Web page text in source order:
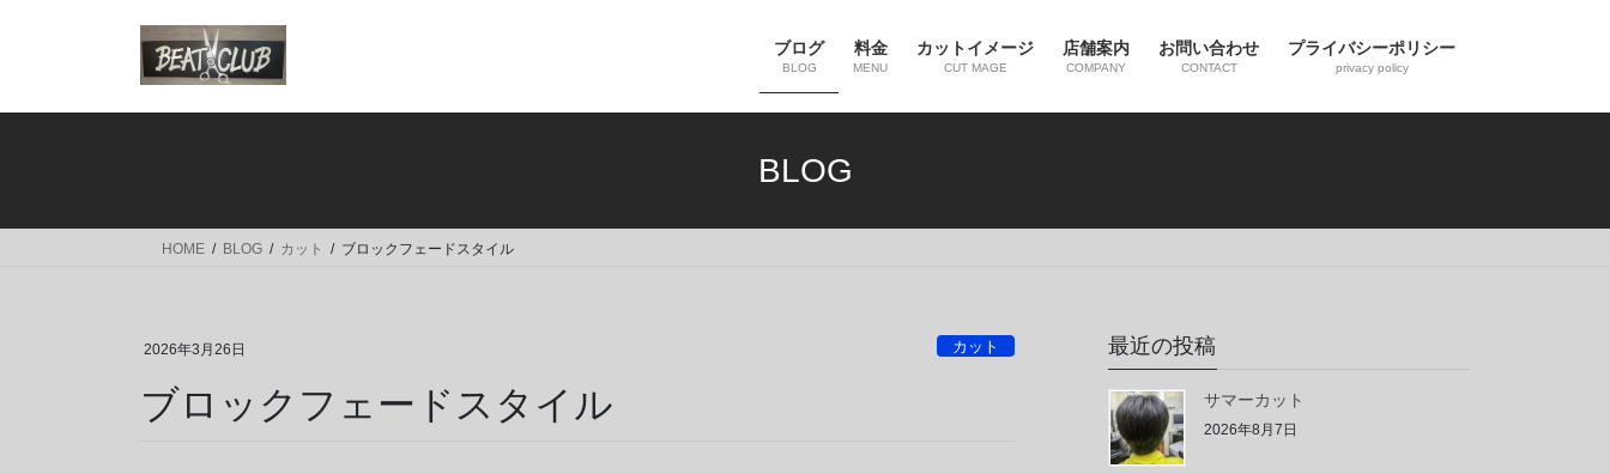
ブログ
BLOG
料金
MENU
カットイメージ
CUT MAGE
店舗案内
COMPANY
お問い合わせ
CONTACT
プライバシーポリシー
privacy policy
BLOG
HOME BLOG カット ブロックフェードスタイル
2026年3月26日 カット
ブロックフェードスタイル
最近の投稿
サマーカット
2026年8月7日